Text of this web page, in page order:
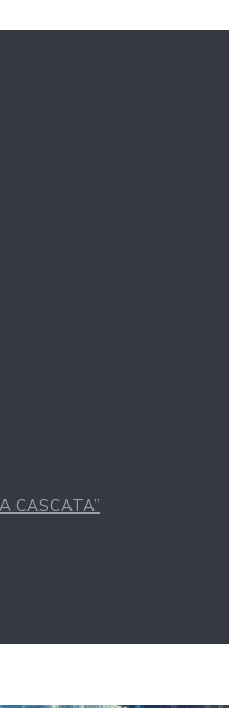
CASCATA”